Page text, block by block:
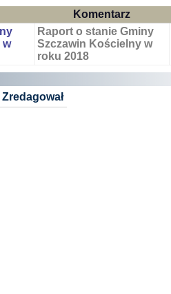
Komentarz
w
Raport o stanie Gminy
Szczawin Kościelny w
roku 2018
Zredagował